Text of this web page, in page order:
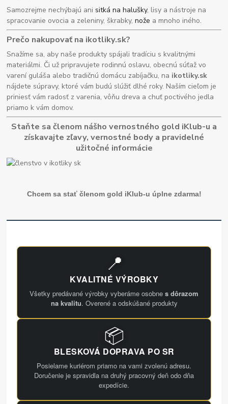
Samozrejme nechýbajú anisitká na halušky, lisy a nástroje na
spracovanie ovocia a zeleniny, škrabky,nože a mnoho iného.
Prečo nakupovať na ikotliky.sk?
Snažíme sa, aby naše produkty spájali tradíciu s kvalitnými
materiálmi. Či už pripravujete rodinnú oslavu, obecnú súťaž vo
varení guláša alebo tradičnú domácu zabíjačku, na ikotliky.sk
nájdete súpravy, ktoré vám budú slúžiť dlhé roky. Naším cieľom je
priniesť vám radosť z varenia, vôňu dreva a chuť poctivého jedla
priamo k vám domov.
Staňte sa členom nášho vernostného gold iKlub-u a
získavajte zľavy, vernostné body a pravidelné
užitočné informácie
Chcem sa stať členom gold iKlub-u úplne zdarma!
📍
KVALITNÉ VÝROBKY
Všetky predávané výrobky vyberáme osobne s dôrazom
na kvalitu. Overené a odskúšané produkty
📦
BLESKOVÁ DOPRAVA PO SR
Posielame kuriérom priamo na vami zvolenú adresu.
Doručenie je spravidla na druhý pracovný deň odo dňa
expedície.